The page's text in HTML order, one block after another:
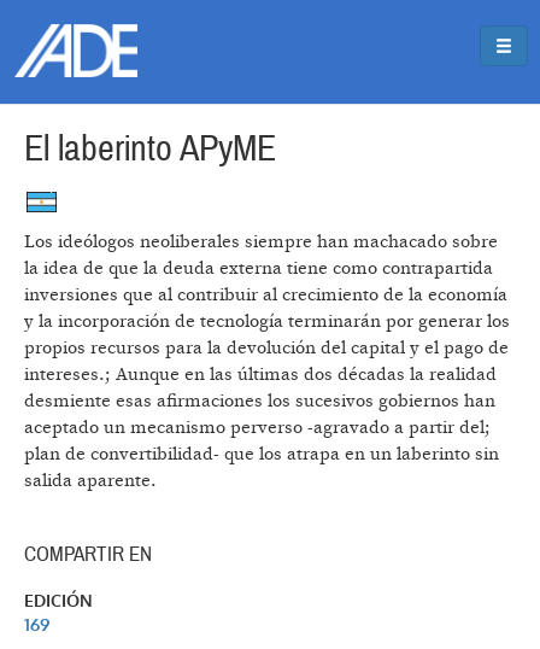
El laberinto APyME
Los ideólogos neoliberales siempre han machacado sobre
la idea de que la deuda externa tiene como contrapartida
inversiones que al contribuir al crecimiento de la economía
y la incorporación de tecnología terminarán por generar los
propios recursos para la devolución del capital y el pago de
intereses.; Aunque en las últimas dos décadas la realidad
desmiente esas afirmaciones los sucesivos gobiernos han
aceptado un mecanismo perverso -agravado a partir del;
plan de convertibilidad- que los atrapa en un laberinto sin
salida aparente.
COMPARTIR EN
EDICIÓN
169